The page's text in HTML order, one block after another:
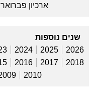
ארכיון פברואר 2022
שנים נוספות
2026
2025
2024
2018
2017
2016
2010